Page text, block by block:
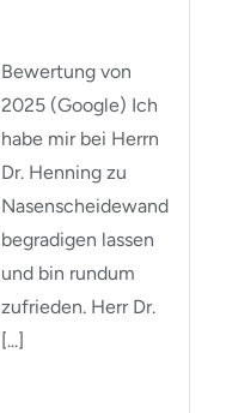
Bewertung von
2025 (Google) Ich
habe mir bei Herrn
Dr. Henning zu
Nasenscheidewand
begradigen lassen
und bin rundum
zufrieden. Herr Dr.
[...]